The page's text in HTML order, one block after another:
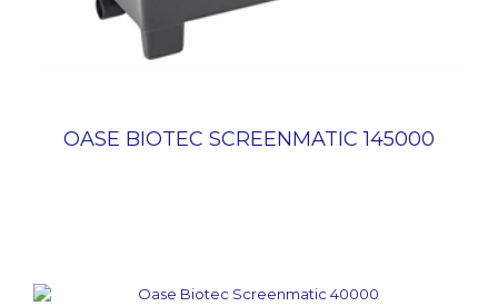
OASE BIOTEC SCREENMATIC 145000